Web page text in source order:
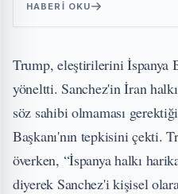
HABERI OKU
Trump, eleştirilerini İspanya
yöneltti. Sanchez'in İran
söz sahibi olmaması
Başkanı'nın tepkisini çekti.
överken, “İspanya halkı
diyerek Sanchez'i kişisel